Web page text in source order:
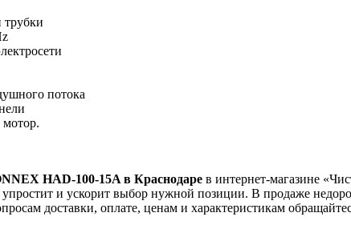
трубки
потока
HAD-100-15A в Краснодаре в интернет-магазине
упростит и ускорит выбор нужной позиции. В продаже
доставки, оплате, ценам и характеристикам